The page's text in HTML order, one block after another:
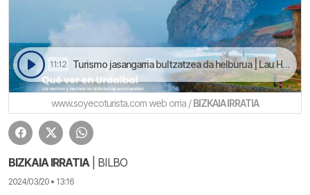
11:12 Turismo jasangarria bultzatzea da helburua | Lau Haizetara
www.soyecoturista.com web orria /BIZKAIA IRRATIA
BIZKAIA IRRATIA| BILBO
2024/03/20 • 13:16